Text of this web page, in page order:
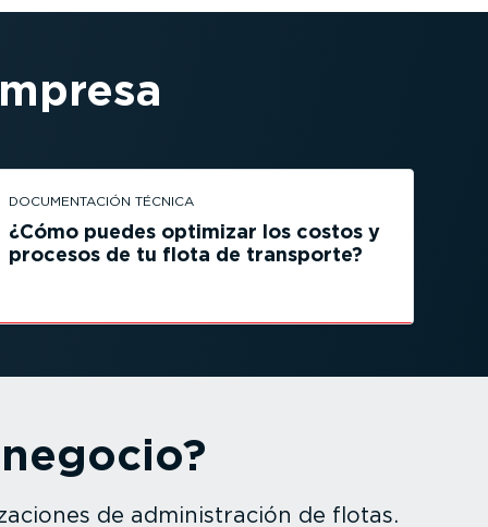
DOCUMEN­TACIÓN TÉCNICA
¿Cómo puedes optimizar los costos y
procesos de tu flota de transporte?
de adminis­tración de flotas.